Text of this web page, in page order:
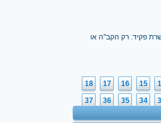
פקיד. רק הקב"ה או
15
16
17
18
34
35
36
37